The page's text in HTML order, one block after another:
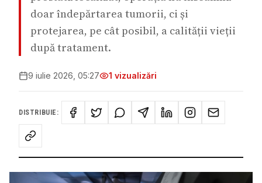
doar îndepărtarea tumorii, ci și
protejarea, pe cât posibil, a calității vieții
după tratament.
9 iulie 2026, 05:27 1 vizualizări
DISTRIBUIE: